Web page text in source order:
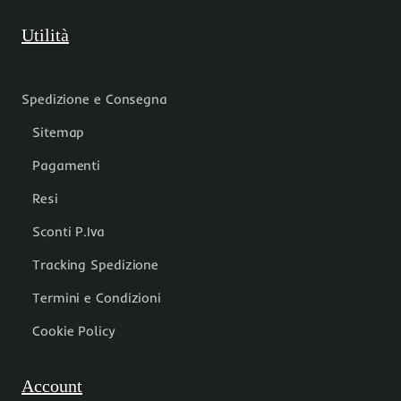
Utilità
Spedizione e Consegna
Sitemap
Pagamenti
Resi
Sconti P.Iva
Tracking Spedizione
Termini e Condizioni
Cookie Policy
Account